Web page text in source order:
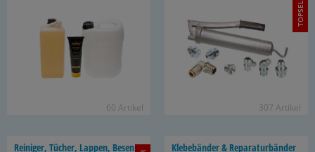
60 Ar­ti­kel 307 Ar­ti­kel
TOPSELLER
Rei­ni­ger, Tü­cher, Lap­pen, Besen & Kle­be­bän­der & Re­pa­ra­tur­bän­der